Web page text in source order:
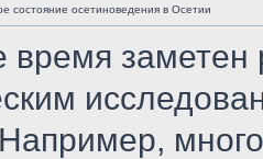
состояние осетиноведения в Осетии
время заметен